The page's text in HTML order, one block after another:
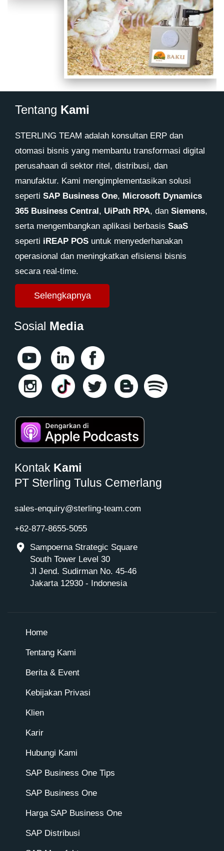
Tentang Kami
STERLING TEAM adalah konsultan ERP dan
otomasi bisnis yang membantu transformasi digital
perusahaan di sektor ritel, distribusi, dan
manufaktur. Kami mengimplementasikan solusi
seperti SAP Business One, Microsoft Dynamics
365 Business Central , UiPath RPA, dan Siemens,
serta mengembangkan aplikasi berbasis SaaS
seperti iREAP POS untuk menyederhanakan
operasional dan meningkatkan efisiensi bisnis
secara real-time.
Selengkapnya
Sosial Media
Kontak Kami
PT Sterling Tulus Cemerlang
sales-enquiry@sterling-team.com
+62-877-8655-5055
Sampoerna Strategic Square
South Tower Level 30
Jl Jend. Sudirman No. 45-46
Jakarta 12930 - Indonesia
Home
Tentang Kami
Berita & Event
Kebijakan Privasi
Klien
Karir
Hubungi Kami
SAP Business One Tips
SAP Business One
Harga SAP Business One
SAP Distribusi